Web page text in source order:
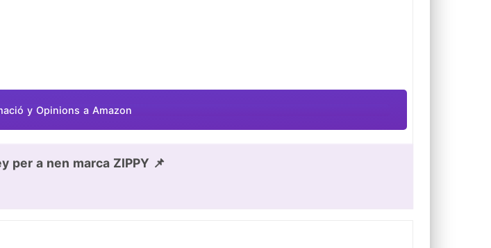
y Opinions a Amazon
per a nen marca ZIPPY 📌